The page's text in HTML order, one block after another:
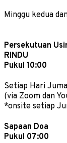
Minggu kedua
Persekutuan
RINDU
Pukul 10:00
Setiap Hari
(via Zoom dan
*onsite setiap
Sapaan Doa
Pukul 07:00